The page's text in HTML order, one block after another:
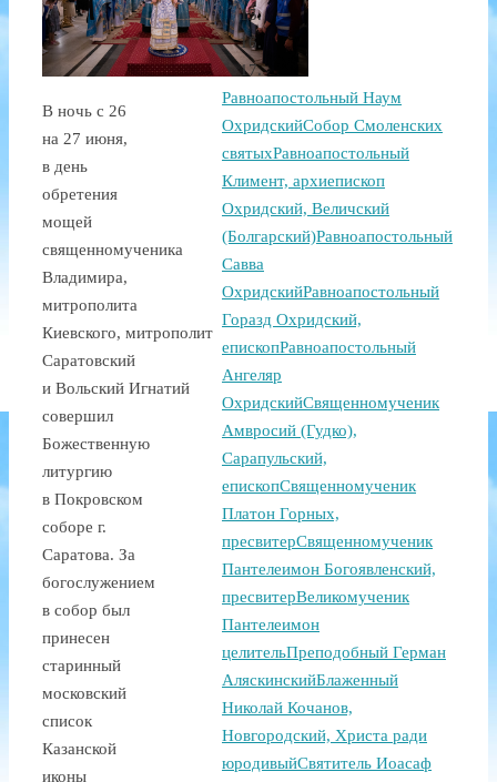
В ночь с 26
на 27 июня,
в день
обретения
мощей
священномученика
Владимира,
митрополита
Киевского, митрополит
Саратовский
и Вольский Игнатий
совершил
Божественную
литургию
в Покровском
соборе г.
Саратова. За
богослужением
в собор был
принесен
старинный
московский
список
Казанской
иконы
Равноапостольный Наум
ОхридскийСобор Смоленских
святыхРавноапостольный
Климент, архиепископ
Охридский, Величский
(Болгарский)Равноапостольный
Савва
ОхридскийРавноапостольный
Горазд Охридский,
епископРавноапостольный
Ангеляр
ОхридскийСвященномученик
Амвросий (Гудко),
Сарапульский,
епископСвященномученик
Платон Горных,
пресвитерСвященномученик
Пантелеимон Богоявленский,
пресвитерВеликомученик
Пантелеимон
целительПреподобный Герман
АляскинскийБлаженный
Николай Кочанов,
Новгородский, Христа ради
юродивыйСвятитель Иоасаф